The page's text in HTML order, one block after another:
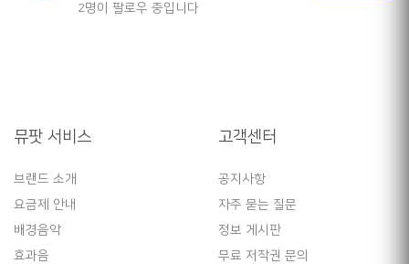
2명이 팔로우 중입니다
뮤팟 서비스
브랜드 소개
요금제 안내
배경음악
효과음
고객센터
공지사항
자주 묻는 질문
정보 게시판
무료 저작권 문의